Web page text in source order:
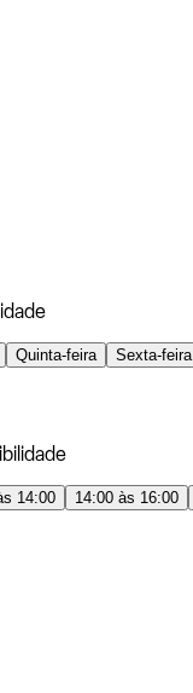
Quinta-feira Sexta-feira
14:00 14:00 às 16:00